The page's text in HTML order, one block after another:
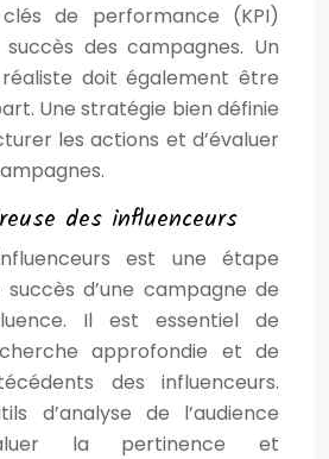
de performance (KPI)
des campagnes. Un
doit également être
Une stratégie bien définie
les actions et d’évaluer
des influenceurs
est une étape
d’une campagne de
Il est essentiel de
approfondie et de
des influenceurs.
d’analyse de l’audience
la pertinence et